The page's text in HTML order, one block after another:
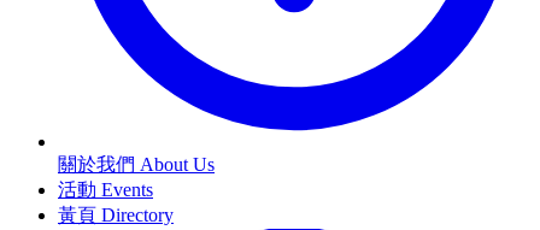
關於我們 About Us
活動 Events
黃頁 Directory